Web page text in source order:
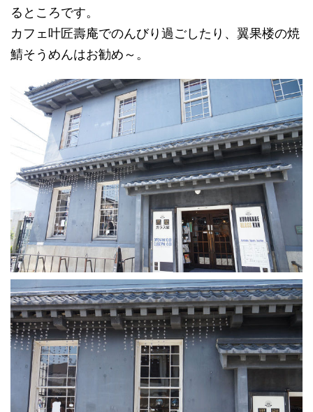
るところです。
カフェ叶匠壽庵でのんびり過ごしたり、翼果楼の焼
鯖そうめんはお勧め～。